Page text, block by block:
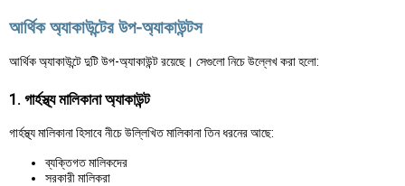
আর্থিক অ্যাকাউন্টের উপ-অ্যাকাউন্টস
আর্থিক অ্যাকাউন্টে দুটি উপ-অ্যাকাউন্ট রয়েছে। সেগুলো নিচে উল্লেখ করা হলো:
1. গার্হস্থ্য মালিকানা অ্যাকাউন্ট
গার্হস্থ্য মালিকানা হিসাবে নীচে উল্লিখিত মালিকানা তিন ধরনের আছে:
ব্যক্তিগত মালিকদের
সরকারী মালিকরা